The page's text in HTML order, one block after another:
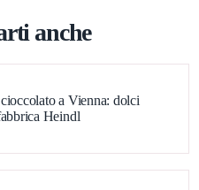
anche
a Vienna: dolci
Heindl